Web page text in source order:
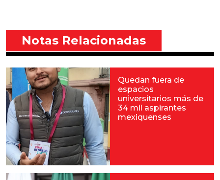
Notas Relacionadas
Quedan fuera de
espacios
universitarios más de
34 mil aspirantes
mexiquenses